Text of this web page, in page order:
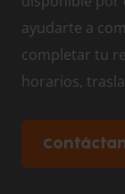
ayudarte a
completar tu
horarios,